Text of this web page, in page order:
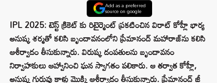
Add as a preferred
source on google
IPL 2025: టెస్ట్ క్రికెట్ కు రిటైర్మెంట్ ప్రకటించిన విరాట్ కోహ్లీ భార్య
అనుష్క శర్మతో కలిసి బృందావనంలోని ప్రేమానంద్ మహారాజ్‌ను కలిసి
ఆశీర్వాదం తీసుకున్నారు. విరుష్క దంపతులను బృందావనం
నిర్వాహకులు ఆహ్వానించి ఘన స్వాగతం పలికారు. ఆ తర్వాత కోహ్లీ,
అనుష్క గురువు కాళ్లు మొక్కి ఆశీర్వాదం తీసుకున్నారు. ప్రేమానంద్ జీ